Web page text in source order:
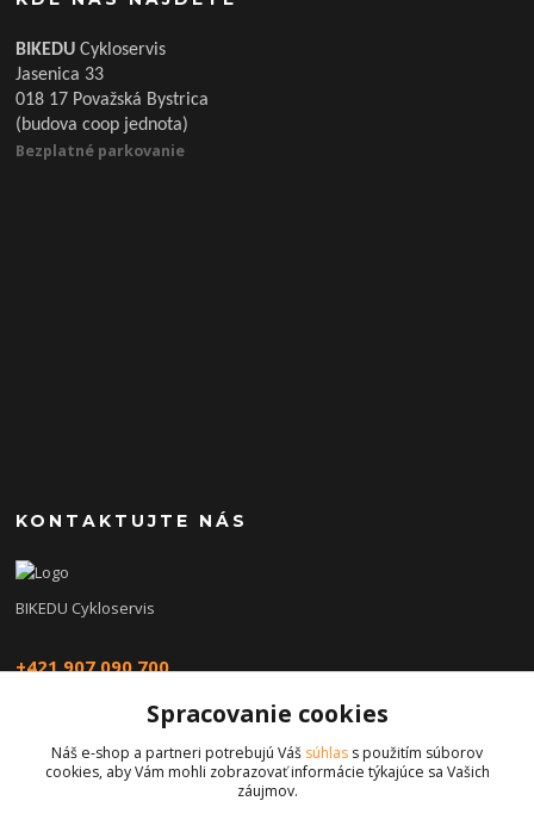
BIKEDUCykloservis
Jasenica 33
018 17 Považská Bystrica
(budova coop jednota)
Bezplatné parkovanie
KONTAKTUJTE NÁS
BIKEDU Cykloservis
+421 907 090 700
eshop@bikedu.sk
Spracovanie cookies
Náš e-shop a partneri potrebujú Váš súhlas s použitím súborov
cookies, aby Vám mohli zobrazovať informácie týkajúce sa Vašich
záujmov.